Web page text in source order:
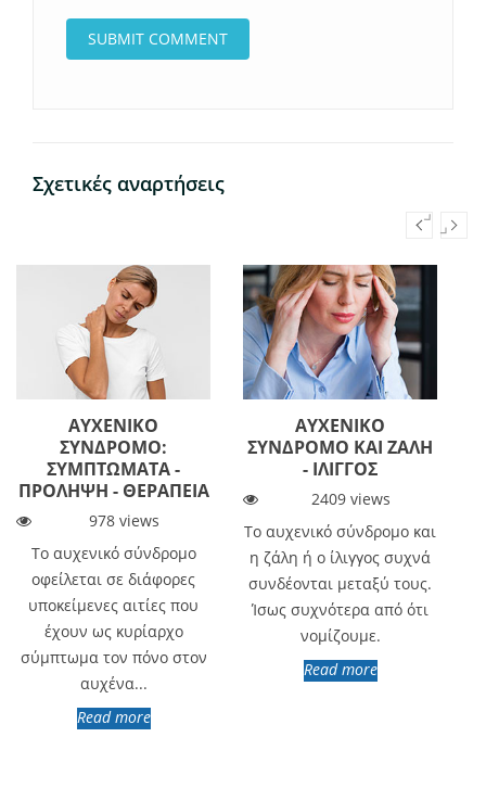
Σχετικές αναρτήσεις
ΑΥΧΕΝΙΚΌ
ΣΎΝΔΡΟΜΟ:
ΣΥΜΠΤΏΜΑΤΑ -
ΠΡΌΛΗΨΗ - ΘΕΡΑΠΕΊΑ
978 views
Το αυχενικό σύνδρομο
οφείλεται σε διάφορες
υποκείμενες αιτίες που
έχουν ως κυρίαρχο
σύμπτωμα τον πόνο στον
αυχένα...
Read more
ΑΥΧΕΝΙΚΌ
ΣΎΝΔΡΟΜΟ ΚΑΙ ΖΆΛΗ
- ΊΛΙΓΓΟΣ
2409 views
Το αυχενικό σύνδρομο και
η ζάλη ή ο ίλιγγος συχνά
συνδέονται μεταξύ τους.
Ίσως συχνότερα από ότι
νομίζουμε.
Read more